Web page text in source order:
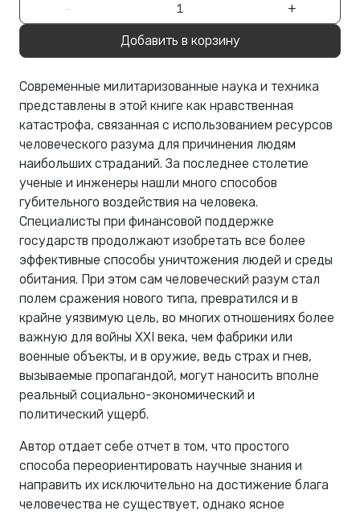
− +
Добавить в корзину
Современные милитаризованные наука и техника
представлены в этой книге как нравственная
катастрофа, связанная с использованием ресурсов
человеческого разума для причинения людям
наибольших страданий. За последнее столетие
ученые и инженеры нашли много способов
губительного воздействия на человека.
Специалисты при финансовой поддержке
государств продолжают изобретать все более
эффективные способы уничтожения людей и среды
обитания. При этом сам человеческий разум стал
полем сражения нового типа, превратился и в
крайне уязвимую цель, во многих отношениях более
важную для войны XXI века, чем фабрики или
военные объекты, и в оружие, ведь страх и гнев,
вызываемые пропагандой, могут наносить вполне
реальный социально-экономический и
политический ущерб.
Автор отдает себе отчет в том, что простого
способа переориентировать научные знания и
направить их исключительно на достижение блага
человечества не существует, однако ясное